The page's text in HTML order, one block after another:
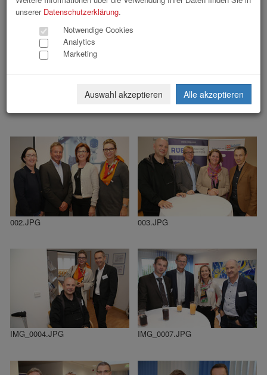
002.JPG 003.JPG
IMG_0004.JPG IMG_0007.JPG
unserer Datenschutzerklärung.
Notwendige Cookies
Analytics
Marketing
Auswahl akzeptieren Alle akzeptieren